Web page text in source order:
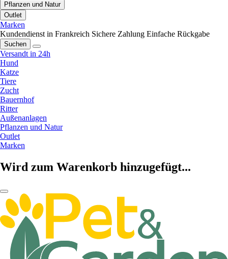
Pflanzen und Natur
Outlet
Marken
Kundendienst in Frankreich Sichere Zahlung Einfache Rückgabe
Suchen
Versandt in 24h
Hund
Katze
Tiere
Zucht
Bauernhof
Ritter
Außenanlagen
Pflanzen und Natur
Outlet
Marken
Wird zum Warenkorb hinzugefügt...